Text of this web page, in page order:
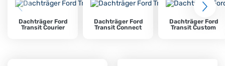
sperrigen Materialien zu sichern. Profitieren Sie von zuverlässiger
Ausrüstung, getestet für intensive Nutzung, um Ihren Ford
Transporter in ein echtes Hochleistungs-Arbeitswerkzeug zu
verwandeln.
Dachträger Ford
Transit Courier
Dachträger Ford
Transit Connect
Dachträger Ford
Transit Custom